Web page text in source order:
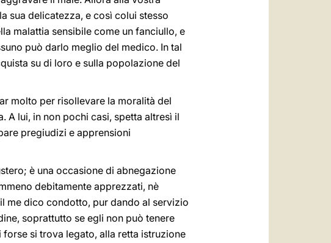
sua delicatezza, e così colui stesso
malattia sensibile come un fanciullo, e
può darlo meglio del medico. In tal
su di loro e sulla popolazione del
molto per risollevare la moralità del
A lui, in non pochi casi, spetta altresì il
pregiudizi e apprensioni
è una occasione di abnegazione
debitamente apprezzati, nè
me dico condotto, pur dando al servizio
soprattutto se egli non può tenere
si trova legato, alla retta istruzione